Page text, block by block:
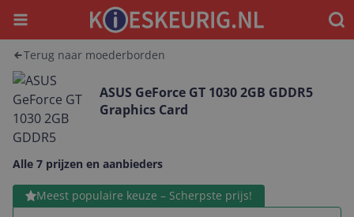
Menu
Terug naar moederborden
ASUS GeForce GT 1030 2GB GDDR5
Graphics Card
Alle 7 prijzen en aanbieders
Meest populaire keuze – Scherpste prijs!
Bekijk product